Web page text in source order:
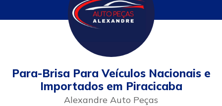
Para-Brisa Para Veículos Nacionais e
Importados em Piracicaba
Alexandre Auto Peças